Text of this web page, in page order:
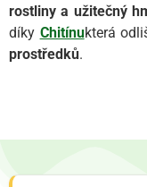
rostliny a užitečný
díky Chitínukterá
prostředků.